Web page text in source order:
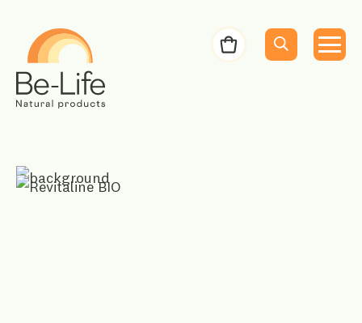
Menu
Menu
Zoekopdracht
Bestelbon